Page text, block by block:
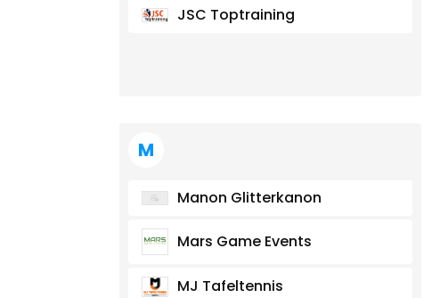
JSC Toptraining
M
Manon Glitterkanon
Mars Game Events
MJ Tafeltennis